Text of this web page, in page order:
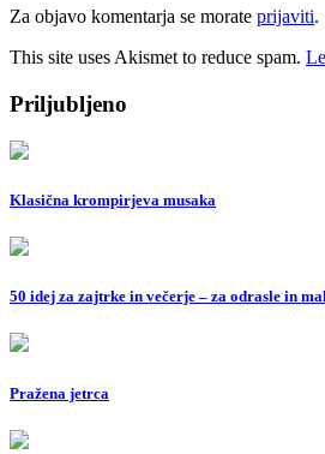
Za objavo komentarja se morate prijaviti.
This site uses Akismet to reduce spam.
Priljubljeno
Klasična krompirjeva musaka
50 idej za zajtrke in večerje – za odrasle in
Pražena jetrca